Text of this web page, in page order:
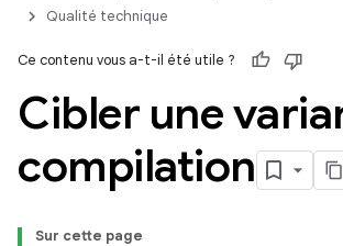
Qualité technique
Ce contenu vous a-t-il été utile ?
Cibler une
compilation
Sur cette page